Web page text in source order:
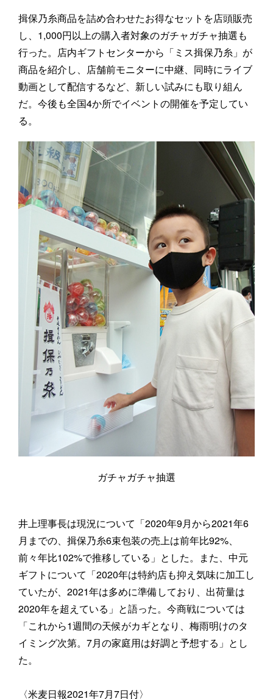
揖保乃糸商品を詰め合わせたお得なセットを店頭販売
し、1,000円以上の購入者対象のガチャガチャ抽選も
行った。店内ギフトセンターから「ミス揖保乃糸」が
商品を紹介し、店舗前モニターに中継、同時にライブ
動画として配信するなど、新しい試みにも取り組ん
だ。今後も全国4か所でイベントの開催を予定してい
る。
ガチャガチャ抽選
井上理事長は現況について「2020年9月から2021年6
月までの、揖保乃糸6束包装の売上は前年比92%、
前々年比102%で推移している」とした。また、中元
ギフトについて「2020年は特約店も抑え気味に加工し
ていたが、2021年は多めに準備しており、出荷量は
2020年を超えている」と語った。今商戦については
「これから1週間の天候がカギとなり、梅雨明けのタ
イミング次第。7月の家庭用は好調と予想する」とし
た。
〈米麦日報2021年7月7日付〉